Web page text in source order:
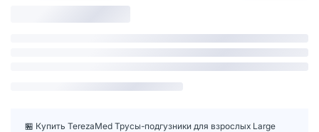
🏪 Купить TerezaMed Трусы-подгузники для взрослых Large